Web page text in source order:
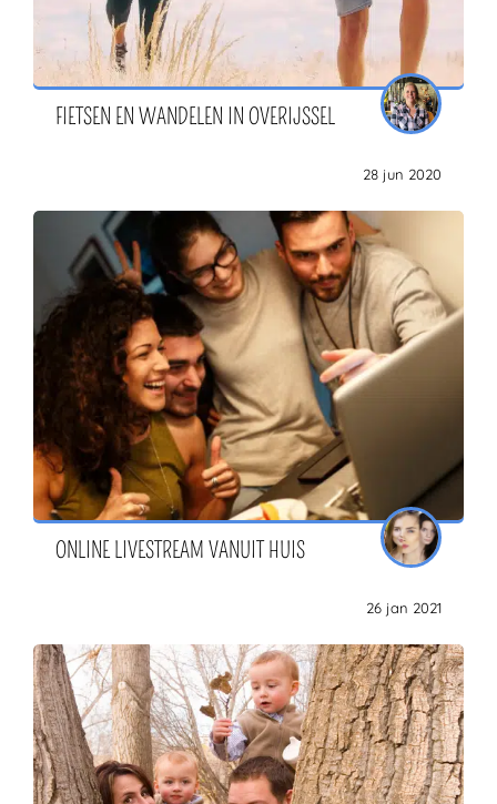
FIETSEN EN WANDELEN IN OVERIJSSEL
28 jun 2020
ONLINE LIVESTREAM VANUIT HUIS
26 jan 2021